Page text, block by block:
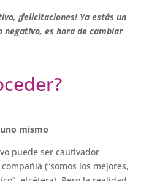
¡felicitaciones! Ya estás un
negativo, es hora de cambiar
mismo
puede ser cautivador
(“somos los mejores,